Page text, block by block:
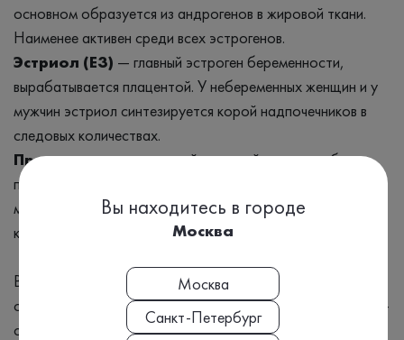
основном образуется из андрогенов в жировой ткани.
Наименее активен среди всех эстрогенов.
Эстриол (E3) — главный эстроген беременности,
вырабатывается плацентой. У небеременных женщин и у
мужчин эстриол синтезируется корой надпочечников в
следовых количествах.
Прегнандиол- основной конечный продукт обмена
прогестерона. По количеству прегнандиола в моче
можно судить об уровне прогестерона в сыворотке
крови.
В лаборатории CHROMOLAB для определения
стероидных гормонов в моче применяется хромато-масс-
спектрометсрический (ХМС) анализ. Преимущества
Вы находитесь в городе
Москва
Москва
Санкт-Петербург